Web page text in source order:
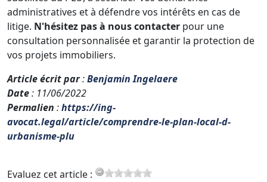
administratives et à défendre vos intérêts en cas de
litige. N'hésitez pas à nous contacter pour une
consultation personnalisée et garantir la protection de
vos projets immobiliers.
Article écrit par:Benjamin Ingelaere
Date: 11/06/2022
Permalien :https://ing-
avocat.legal/article/comprendre-le-plan-local-d-
urbanisme-plu
Evaluez cet article :